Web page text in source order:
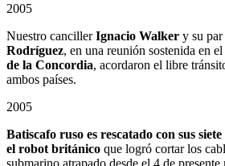
2005
Nuestro cancillerIgnacio Walker y su
Rodríguez, en una reunión sostenida en
de la Concordia, acordaron el libre
ambos países.
2005
Batiscafo ruso es rescatado con sus
el robot británico que logró cortar los
submarino atrapado desde el 4 de